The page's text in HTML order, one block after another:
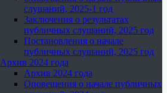
слушаний, 2025-1 год
Заключения о результатах
публичных слушаний, 2025 год
Постановления о начале
публичных слушаний, 2025 год
Архив 2024 года
Архив 2024 года
Оповещения о начале публичных